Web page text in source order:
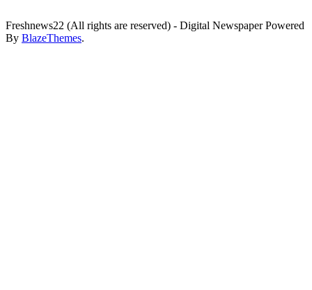
Freshnews22 (All rights are reserved) - Digital Newspaper Powered
By BlazeThemes.